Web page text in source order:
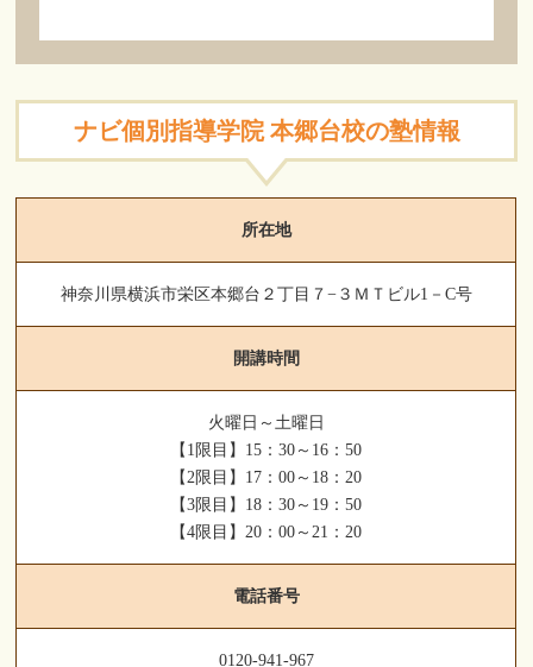
ナビ個別指導学院 本郷台校の塾情報
所在地
神奈川県横浜市栄区本郷台２丁目７−３ＭＴビル1－C号
開講時間
火曜日～土曜日
【1限目】15：30～16：50
【2限目】17：00～18：20
【3限目】18：30～19：50
【4限目】20：00～21：20
電話番号
0120-941-967